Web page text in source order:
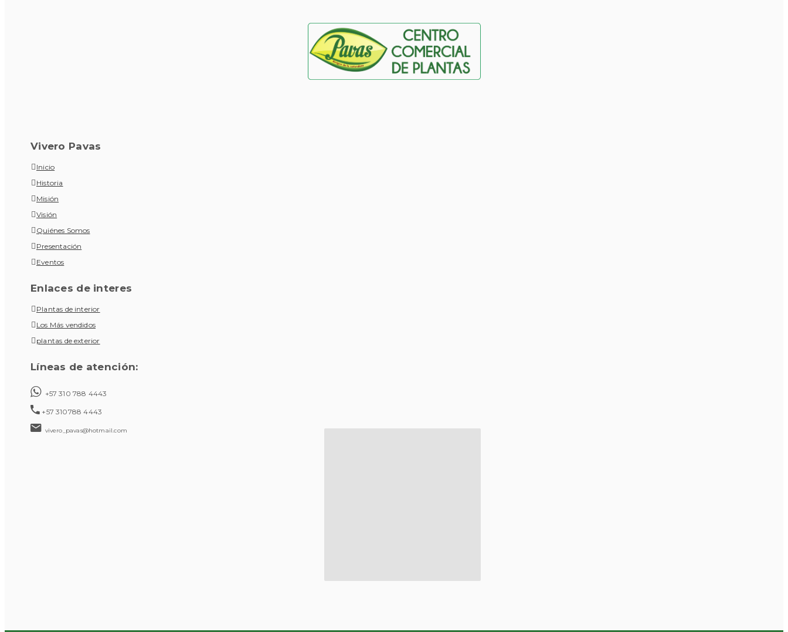
Vivero Pavas
Inicio
Historia
Misión
Visión
Quiénes Somos
Presentación
Eventos
Enlaces de interes
Plantas de interior
Los Más vendidos
plantas de exterior
Líneas de atención:
+57 310 788 4443
+57 310788 4443
vivero_pavas@hotmail.com